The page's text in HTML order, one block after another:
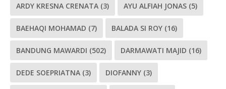
ARDY KRESNA CRENATA (3) AYU ALFIAH JONAS (5)
BAEHAQI MOHAMAD (7) BALADA SI ROY (16)
BANDUNG MAWARDI (502) DARMAWATI MAJID (16)
DEDE SOEPRIATNA (3) DIOFANNY (3)